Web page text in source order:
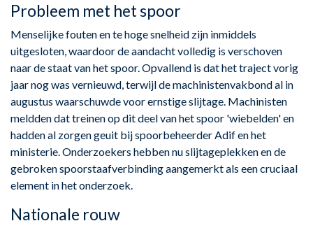
Probleem met het spoor
Menselijke fouten en te hoge snelheid zijn inmiddels
uitgesloten, waardoor de aandacht volledig is verschoven
naar de staat van het spoor. Opvallend is dat het traject vorig
jaar nog was vernieuwd, terwijl de machinistenvakbond al in
augustus waarschuwde voor ernstige slijtage. Machinisten
meldden dat treinen op dit deel van het spoor 'wiebelden' en
hadden al zorgen geuit bij spoorbeheerder Adif en het
ministerie. Onderzoekers hebben nu slijtageplekken en de
gebroken spoorstaafverbinding aangemerkt als een cruciaal
element in het onderzoek.
Nationale rouw